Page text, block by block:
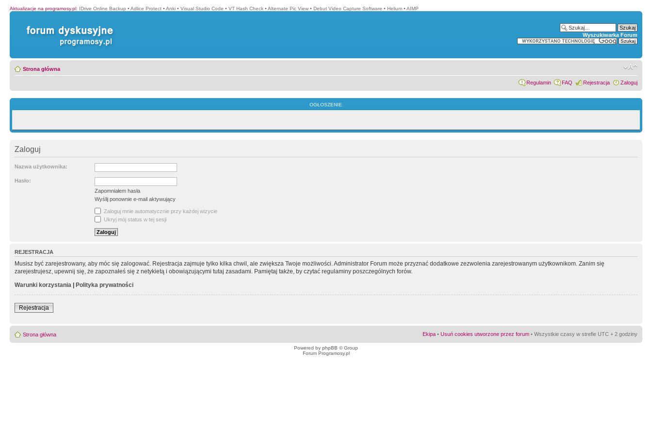
Aktualizacje na programosy.pl: IDrive Online Backup • Adlice Protect • Anki • Visual Studio Code • VT Hash Check • Alternate Pic View • Debut Video Capture Software • Helium • AIMP
Wyszukiwarka Forum
Strona główna
Regulamin FAQ Rejestracja Zaloguj
OGŁOSZENIE:
Zaloguj
Nazwa użytkownika:
Hasło:
Zapomniałem hasła
Wyślij ponownie e-mail aktywujący
Zaloguj mnie automatycznie przy każdej wizycie
Ukryj mój status w tej sesji
REJESTRACJA
Musisz być zarejestrowany, aby móc się zalogować. Rejestracja zajmuje tylko kilka chwil, ale zwiększa Twoje możliwości. Administrator Forum może przyznać dodatkowe zezwolenia zarejestrowanym użytkownikom. Zanim się
zarejestrujesz, upewnij się, że zapoznałeś się z netykietą i obowiązującymi tutaj zasadami. Pamiętaj także, by czytać regulaminy poszczególnych forów.
Warunki korzystania | Polityka prywatności
Rejestracja
Strona główna Ekipa • Usuń cookies utworzone przez forum • Wszystkie czasy w strefie UTC + 2 godziny
Powered by phpBB © Group
Forum Programosy.pl